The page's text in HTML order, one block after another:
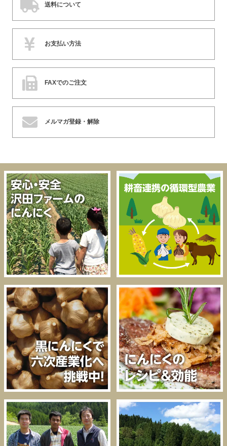
送料について
お支払い方法
FAXでのご注文
メルマガ登録・解除